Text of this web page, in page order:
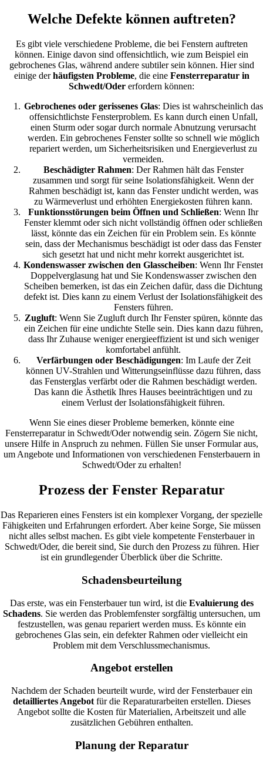
Welche Defekte können auftreten?
Es gibt viele verschiedene Probleme, die bei Fenstern auftreten
können. Einige davon sind offensichtlich, wie zum Beispiel ein
gebrochenes Glas, während andere subtiler sein können. Hier sind
einige derhäufigsten Probleme, die eine Fensterreparatur in
Schwedt/Oder erfordern können:
Gebrochenes oder gerissenes Glas: Dies ist wahrscheinlich das
offensichtlichste Fensterproblem. Es kann durch einen Unfall,
einen Sturm oder sogar durch normale Abnutzung verursacht
werden. Ein gebrochenes Fenster sollte so schnell wie möglich
repariert werden, um Sicherheitsrisiken und Energieverlust zu
vermeiden.
Beschädigter Rahmen: Der Rahmen hält das Fenster
zusammen und sorgt für seine Isolationsfähigkeit. Wenn der
Rahmen beschädigt ist, kann das Fenster undicht werden, was
zu Wärmeverlust und erhöhten Energiekosten führen kann.
Funktionsstörungen beim Öffnen und Schließen: Wenn Ihr
Fenster klemmt oder sich nicht vollständig öffnen oder schließen
lässt, könnte das ein Zeichen für ein Problem sein. Es könnte
sein, dass der Mechanismus beschädigt ist oder dass das Fenster
sich gesetzt hat und nicht mehr korrekt ausgerichtet ist.
Kondenswasser zwischen den Glasscheiben: Wenn Ihr Fenster
Doppelverglasung hat und Sie Kondenswasser zwischen den
Scheiben bemerken, ist das ein Zeichen dafür, dass die Dichtung
defekt ist. Dies kann zu einem Verlust der Isolationsfähigkeit des
Fensters führen.
Zugluft: Wenn Sie Zugluft durch Ihr Fenster spüren, könnte das
ein Zeichen für eine undichte Stelle sein. Dies kann dazu führen,
dass Ihr Zuhause weniger energieeffizient ist und sich weniger
komfortabel anfühlt.
Verfärbungen oder Beschädigungen: Im Laufe der Zeit
können UV-Strahlen und Witterungseinflüsse dazu führen, dass
das Fensterglas verfärbt oder die Rahmen beschädigt werden.
Das kann die Ästhetik Ihres Hauses beeinträchtigen und zu
einem Verlust der Isolationsfähigkeit führen.
Wenn Sie eines dieser Probleme bemerken, könnte eine
Fensterreparatur in Schwedt/Oder notwendig sein. Zögern Sie nicht,
unsere Hilfe in Anspruch zu nehmen. Füllen Sie unser Formular aus,
um Angebote und Informationen von verschiedenen Fensterbauern in
Schwedt/Oder zu erhalten!
Prozess der Fenster Reparatur
Das Reparieren eines Fensters ist ein komplexer Vorgang, der spezielle
Fähigkeiten und Erfahrungen erfordert. Aber keine Sorge, Sie müssen
nicht alles selbst machen. Es gibt viele kompetente Fensterbauer in
Schwedt/Oder, die bereit sind, Sie durch den Prozess zu führen. Hier
ist ein grundlegender Überblick über die Schritte.
Schadensbeurteilung
Das erste, was ein Fensterbauer tun wird, ist die Evaluierung des
Schadens. Sie werden das Problemfenster sorgfältig untersuchen, um
festzustellen, was genau repariert werden muss. Es könnte ein
gebrochenes Glas sein, ein defekter Rahmen oder vielleicht ein
Problem mit dem Verschlussmechanismus.
Angebot erstellen
Nachdem der Schaden beurteilt wurde, wird der Fensterbauer ein
detailliertes Angebotfür die Reparaturarbeiten erstellen. Dieses
Angebot sollte die Kosten für Materialien, Arbeitszeit und alle
zusätzlichen Gebühren enthalten.
Planung der Reparatur